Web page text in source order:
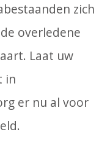
zich
overledene
Laat uw
in
er nu al voor